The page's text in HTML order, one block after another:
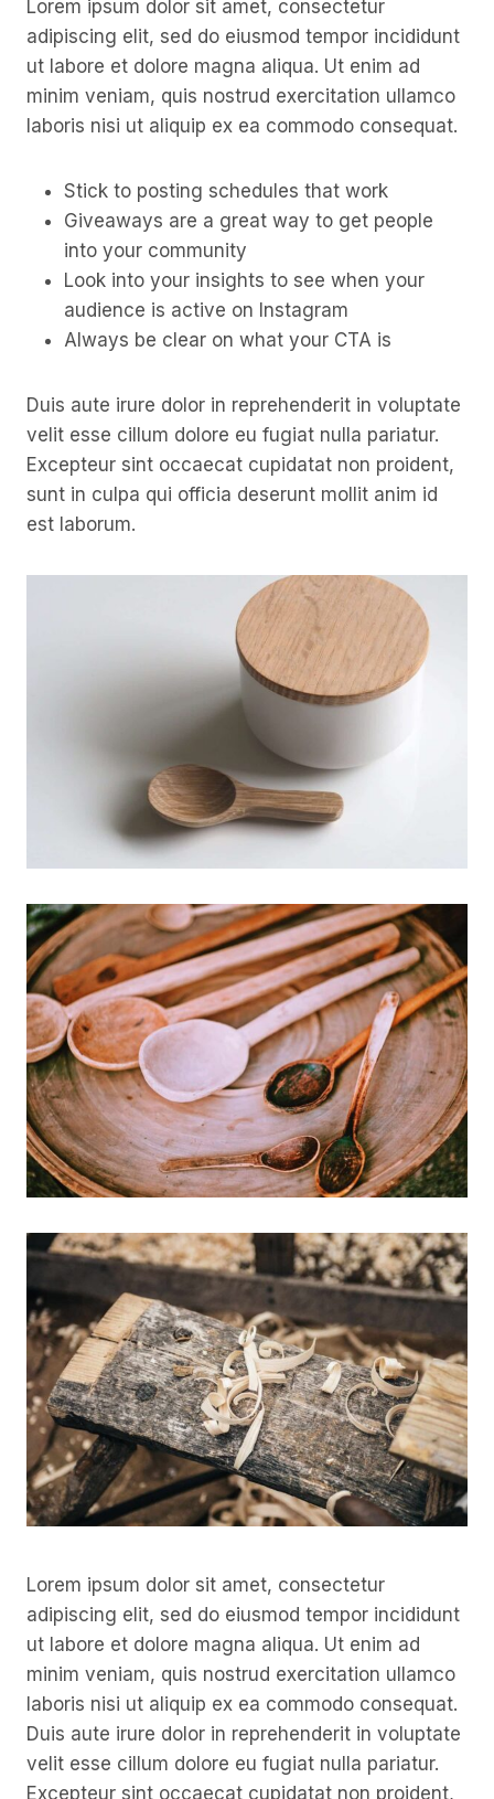
Lorem ipsum dolor sit amet, consectetur
adipiscing elit, sed do eiusmod tempor incididunt
ut labore et dolore magna aliqua. Ut enim ad
minim veniam, quis nostrud exercitation ullamco
laboris nisi ut aliquip ex ea commodo consequat.
Stick to posting schedules that work
Giveaways are a great way to get people
into your community
Look into your insights to see when your
audience is active on Instagram
Always be clear on what your CTA is
Duis aute irure dolor in reprehenderit in voluptate
velit esse cillum dolore eu fugiat nulla pariatur.
Excepteur sint occaecat cupidatat non proident,
sunt in culpa qui officia deserunt mollit anim id
est laborum.
Lorem ipsum dolor sit amet, consectetur
adipiscing elit, sed do eiusmod tempor incididunt
ut labore et dolore magna aliqua. Ut enim ad
minim veniam, quis nostrud exercitation ullamco
laboris nisi ut aliquip ex ea commodo consequat.
Duis aute irure dolor in reprehenderit in voluptate
velit esse cillum dolore eu fugiat nulla pariatur.
Excepteur sint occaecat cupidatat non proident,